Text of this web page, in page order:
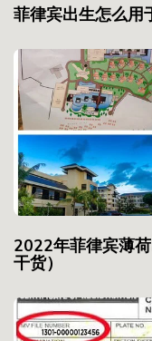
菲律宾出生怎么用
2022年菲律宾薄
干货）